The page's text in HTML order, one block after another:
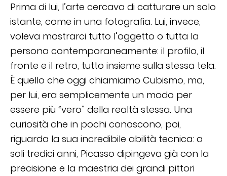
Prima di lui, l’arte cercava di catturare un solo
istante, come in una fotografia. Lui, invece,
voleva mostrarci tutto l’oggetto o tutta la
persona contemporaneamente: il profilo, il
fronte e il retro, tutto insieme sulla stessa tela.
È quello che oggi chiamiamo Cubismo, ma,
per lui, era semplicemente un modo per
essere più “vero” della realtà stessa. Una
curiosità che in pochi conoscono, poi,
riguarda la sua incredibile abilità tecnica: a
soli tredici anni, Picasso dipingeva già con la
precisione e la maestria dei grandi pittori